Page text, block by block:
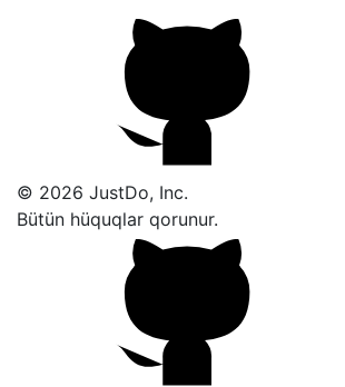
© 2026 JustDo, Inc.
Bütün hüquqlar qorunur.